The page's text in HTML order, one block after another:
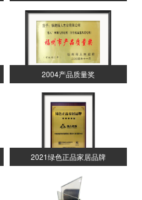
2004产品质量奖
2021绿色正品家居品牌